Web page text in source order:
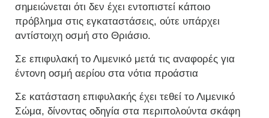
σημειώνεται ότι δεν έχει εντοπιστεί κάποιο
πρόβλημα στις εγκαταστάσεις, ούτε υπάρχει
αντίστοιχη οσμή στο Θριάσιο.
Σε επιφυλακή το Λιμενικό μετά τις αναφορές για
έντονη οσμή αερίου στα νότια προάστια
Σε κατάσταση επιφυλακής έχει τεθεί το Λιμενικό
Σώμα, δίνοντας οδηγία στα περιπολούντα σκάφη